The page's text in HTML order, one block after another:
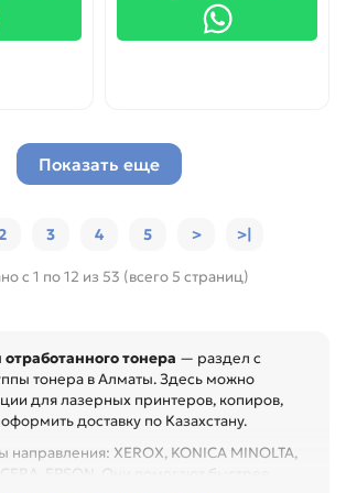
Показать еще
3 4 5 > >|
с 1 по 12 из 53 (всего 5 страниц)
тонера — раздел с
тонера в Алматы. Здесь можно
для лазерных принтеров, копиров,
доставку по Казахстану.
направления: XEROX, KONICA MINOLTA,
EPSON. Они помогают быстрее